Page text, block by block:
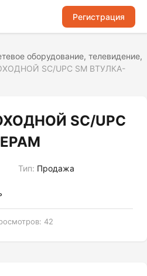
Регистрация
оборудование, телевидение,
SC/UPC SM ВТУЛКА-
SC/UPC
Тип: Продажа
42